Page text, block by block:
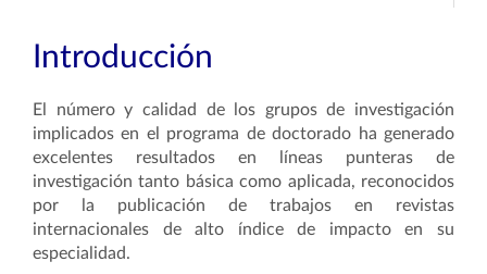
Introducción
El número y calidad de los grupos de investigación
implicados en el programa de doctorado ha generado
excelentes resultados en líneas punteras de
investigación tanto básica como aplicada, reconocidos
por la publicación de trabajos en revistas
internacionales de alto índice de impacto en su
especialidad.